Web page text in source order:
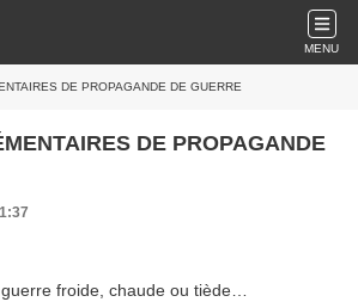
MENU
DE PROPAGANDE DE GUERRE
DE PROPAGANDE
froide, chaude ou tiède…